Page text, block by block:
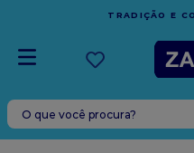
FRETE
ESPÍRITO
O que você procura?
TERMOS MAIS BUSCADOS